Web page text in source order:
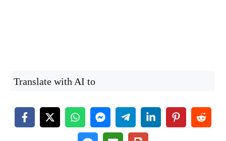
Translate with AI to